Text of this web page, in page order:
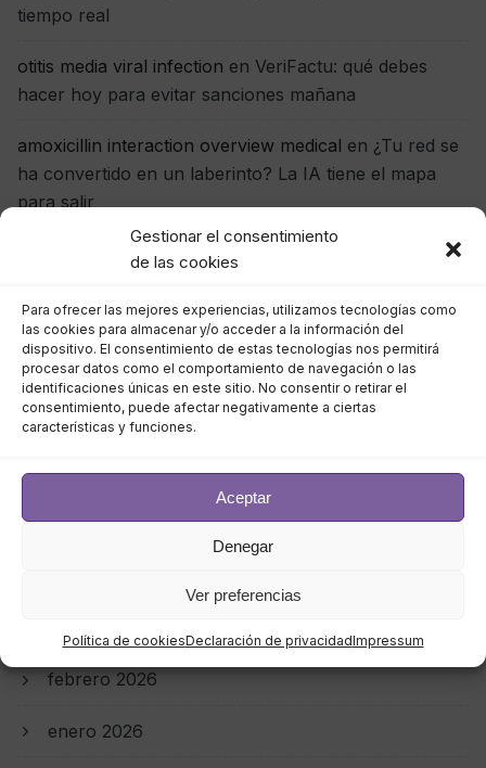
Gestionar el consentimiento
de las cookies
Para ofrecer las mejores experiencias, utilizamos tecnologías como
las cookies para almacenar y/o acceder a la información del
dispositivo. El consentimiento de estas tecnologías nos permitirá
procesar datos como el comportamiento de navegación o las
identificaciones únicas en este sitio. No consentir o retirar el
consentimiento, puede afectar negativamente a ciertas
características y funciones.
Aceptar
Denegar
Ver preferencias
Política de cookiesDeclaración de privacidadImpressum
tiempo real
otitis media viral infection en VeriFactu: qué debes
hacer hoy para evitar sanciones mañana
amoxicillin interaction overview medical en ¿Tu red se
ha convertido en un laberinto? La IA tiene el mapa
para salir
acute bronchitis en
La nueva amenaza silenciosa:
Archivos
julio 2026
junio 2026
mayo 2026
febrero 2026
enero 2026